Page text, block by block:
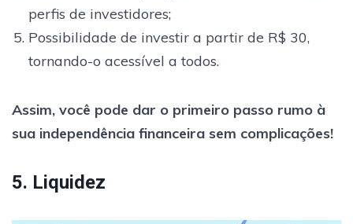
perfis de investidores;
Possibilidade de investir a partir de R$ 30,
tornando-o acessível a todos.
Assim, você pode dar o primeiro passo rumo à
sua independência financeira sem complicações!
5. Liquidez